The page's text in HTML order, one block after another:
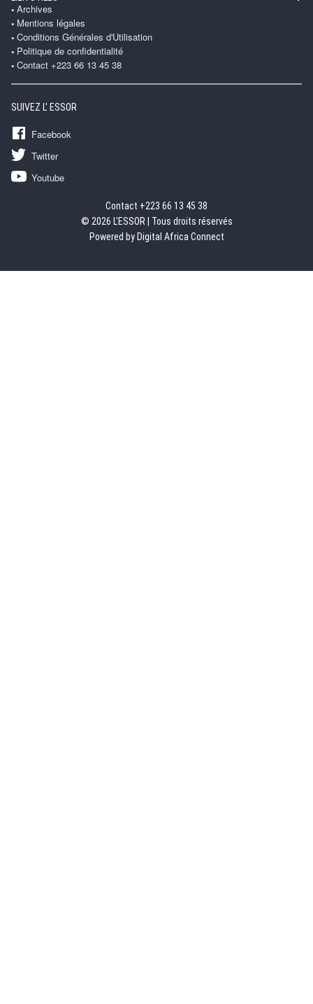
Archives
Mentions légales
Conditions Générales d'Utilisation
Politique de confidentialité
Contact +223 66 13 45 38
SUIVEZ L' ESSOR
Facebook
Twitter
Youtube
Contact +223 66 13 45 38
© 2026 L'ESSOR | Tous droits réservés
Powered by Digital Africa Connect